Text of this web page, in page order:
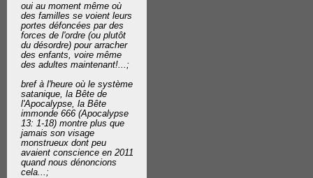
oui au moment même où
des familles se voient leurs
portes défoncées par des
forces de l'ordre (ou plutôt
du désordre) pour arracher
des enfants, voire même
des adultes maintenant!...;
bref à l'heure où le système
satanique, la Bête de
l'Apocalypse, la Bête
immonde 666 (Apocalypse
13: 1-18) montre plus que
jamais son visage
monstrueux dont peu
avaient conscience en 2011
quand nous dénoncions
cela...;